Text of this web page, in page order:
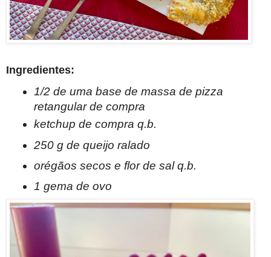
Ingredientes:
1/2 de uma base de massa de pizza
retangular de compra
ketchup de compra q.b.
250 g de queijo ralado
orégãos secos e flor de sal q.b.
1 gema de ovo